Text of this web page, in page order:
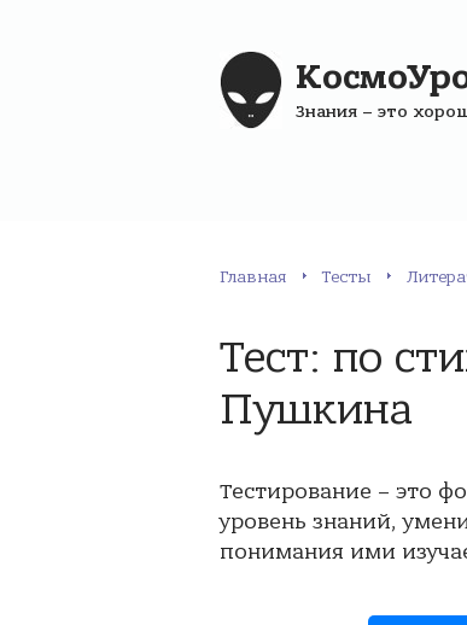
Знания – это
Главная Тесты
Тест: по
Пушкина
Тестирование – это
уровень знаний,
понимания ими